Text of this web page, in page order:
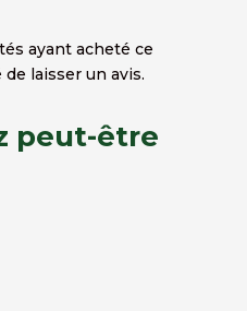
ayant acheté ce
laisser un avis.
peut-être